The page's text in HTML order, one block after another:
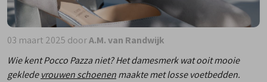
03 maart 2025 doorA.M. van Randwijk
Wie kent Pocco Pazza niet? Het damesmerk wat ooit mooie
gekledevrouwen schoenenmaakte met losse voetbedden.